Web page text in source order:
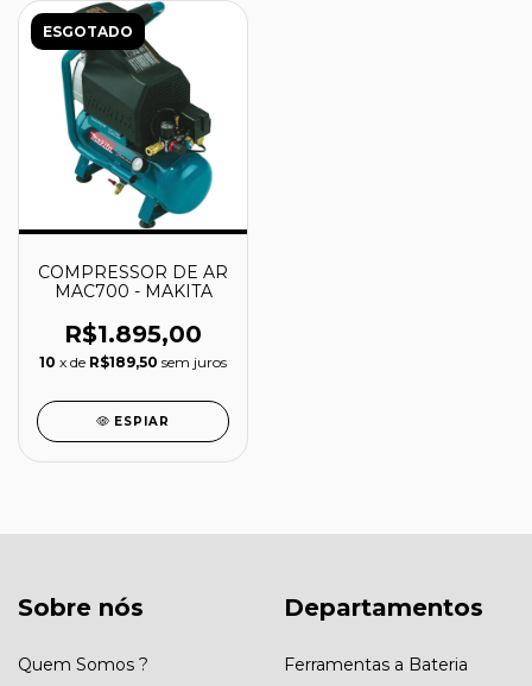
ESGOTADO
COMPRESSOR DE AR
MAC700 - MAKITA
R$1.895,00
10 x de R$189,50 sem juros
ESPIAR
Sobre nós
Quem Somos ?
Departamentos
Ferramentas a Bateria